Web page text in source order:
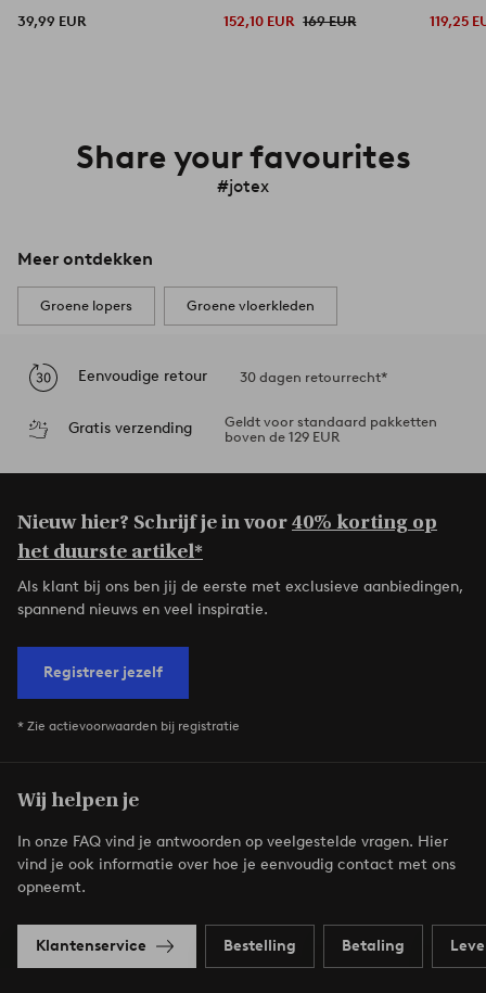
39,99 EUR
152,10 EUR 169 EUR
119,25
Share your favourites
#jotex
Meer ontdekken
Groene lopers Groene vloerkleden
Eenvoudige retour 30 dagen retourrecht*
Gratis verzending
Geldt voor standaard pakketten
boven de 129 EUR
Nieuw hier? Schrijf je in voor40% korting op
het duurste artikel*
Als klant bij ons ben jij de eerste met exclusieve aanbiedingen,
spannend nieuws en veel inspiratie.
Registreer jezelf
* Zie actievoorwaarden bij registratie
Wij helpen je
In onze FAQ vind je antwoorden op veelgestelde vragen. Hier
vind je ook informatie over hoe je eenvoudig contact met ons
opneemt.
Klantenservice Bestelling Betaling